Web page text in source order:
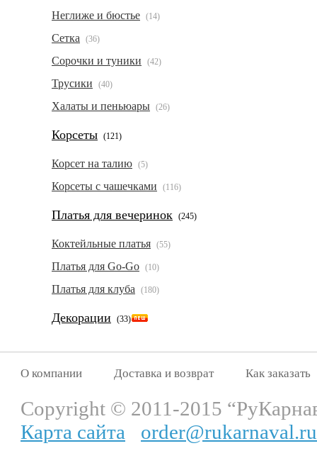
Неглиже и бюстье (14)
Сетка (36)
Сорочки и туники (42)
Трусики (40)
Халаты и пеньюары (26)
Корсеты (121)
Корсет на талию (5)
Корсеты с чашечками (116)
Платья для вечеринок (245)
Коктейльные платья (55)
Платья для Go-Go (10)
Платья для клуба (180)
Декорации (33)
О компании Доставка и возврат Как заказать
Copyright © 2011-2015
Карта сайта
order@rukarnaval.ru